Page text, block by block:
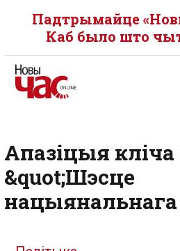
Падтрымайце
Каб было што
Апазіцыя кліча
&quot;Шэсце
нацыянальнага